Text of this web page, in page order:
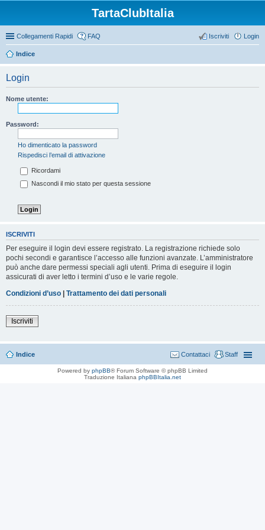
TartaClubItalia
Collegamenti Rapidi FAQ Login
Iscriviti
Indice
Login
Nome utente:
Password:
Ho dimenticato la password
Rispedisci l’email di attivazione
Ricordami
Nascondi il mio stato per questa sessione
ISCRIVITI
Per eseguire il login devi essere registrato. La registrazione richiede solo
pochi secondi e garantisce l’accesso alle funzioni avanzate. L’amministratore
può anche dare permessi speciali agli utenti. Prima di eseguire il login
assicurati di aver letto i termini d’uso e le varie regole.
Condizioni d’uso | Trattamento dei dati personali
Iscriviti
Indice Staff
Contattaci
Powered by phpBB® Forum Software © phpBB Limited
Traduzione Italiana phpBBItalia.net